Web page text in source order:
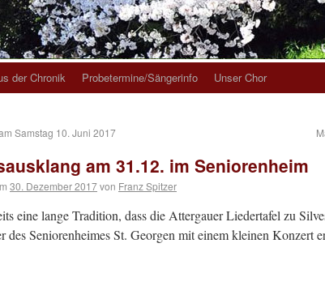
der Chronik Probetermine/Sängerinfo Unser Chor
Samstag 10. Juni 2017
am 31.12. im Seniorenheim
30. Dezember 2017von Franz Spitzer
eine lange Tradition, dass die Attergauer Liedertafel zu
des Seniorenheimes St. Georgen mit einem kleinen Konzert